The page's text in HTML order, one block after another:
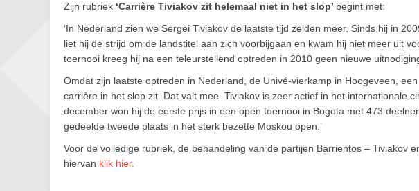
Zijn rubriek ‘Carrière Tiviakov zit helemaal niet in het slop’ begint met:
‘In Nederland zien we Sergei Tiviakov de laatste tijd zelden meer. Sinds hij in
liet hij de strijd om de landstitel aan zich voorbijgaan en kwam hij niet meer uit
toernooi kreeg hij na een teleurstellend optreden in 2010 geen nieuwe
Omdat zijn laatste optreden in Nederland, de Univé-vierkamp in Hoogeveen,
carrière in het slop zit. Dat valt mee. Tiviakov is zeer actief in het internationale
december won hij de eerste prijs in een open toernooi in Bogota met 473
gedeelde tweede plaats in het sterk bezette Moskou open.’
Voor de volledige rubriek, de behandeling van de partijen Barrientos – Tiviakov
hiervan klik hier.